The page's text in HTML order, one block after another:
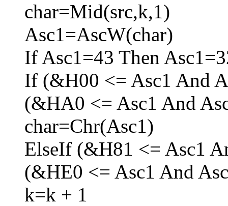
char=Mid(src,k,1)
Asc1=AscW(char)
If Asc1=43 Then
If (&H00 <= Asc1 And
(&HA0 <= Asc1 And
char=Chr(Asc1)
ElseIf (&H81 <= Asc1
(&HE0 <= Asc1 And
k=k + 1